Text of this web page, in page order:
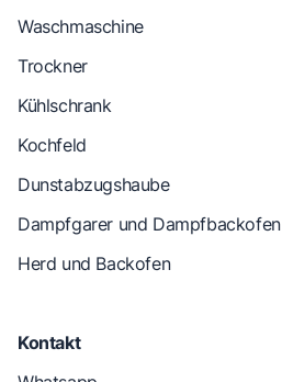
Waschmaschine
Trockner
Kühlschrank
Kochfeld
Dunstabzugshaube
Dampfgarer und Dampfbackofen
Herd und Backofen
Kontakt